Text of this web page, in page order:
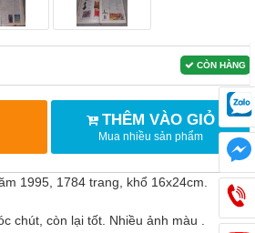
CÒN HÀNG
THÊM VÀO GIỎ
Mua nhiều sản phẩm
1995, 1784 trang, khổ 16x24cm.
chút, còn lại tốt. Nhiều ảnh màu .